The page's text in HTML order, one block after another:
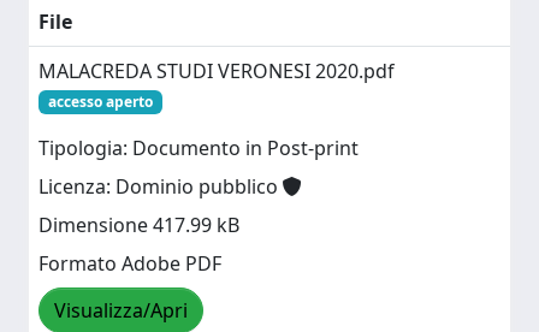
File
MALACREDA STUDI VERONESI 2020.pdf
accesso aperto
Tipologia: Documento in Post-print
Licenza: Dominio pubblico
Dimensione 417.99 kB
Formato Adobe PDF
Visualizza/Apri